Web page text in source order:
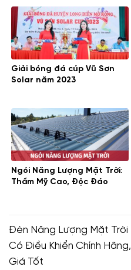
Giải bóng đá cúp Vũ Sơn
Solar năm 2023
Ngói Năng Lượng Mặt Trời:
Thẩm Mỹ Cao, Độc Đáo
Đèn Năng Lượng Mặt Trời
Có Điều Khiển Chính Hãng,
Giá Tốt